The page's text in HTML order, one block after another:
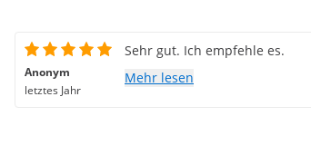
Anonym
letztes Jahr
Sehr gut. Ich empfehle es.
Mehr lesen